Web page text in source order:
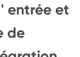
entrée et
de